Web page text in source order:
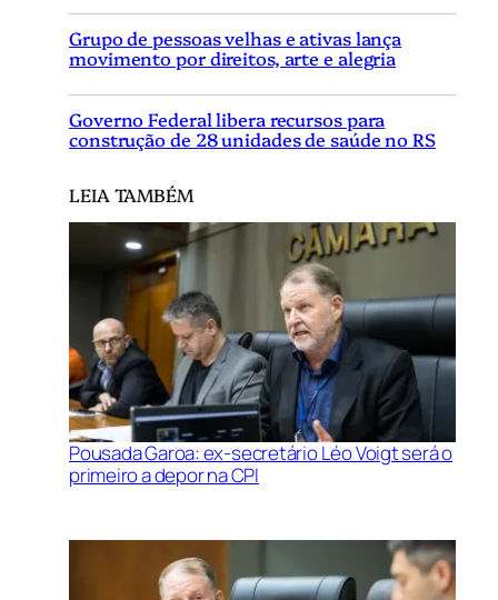
Grupo de pessoas velhas e ativas lança
movimento por direitos, arte e alegria
Governo Federal libera recursos para
construção de 28 unidades de saúde no RS
LEIA TAMBÉM
Pousada Garoa: ex-secretário Léo Voigt será o
primeiro a depor na CPI